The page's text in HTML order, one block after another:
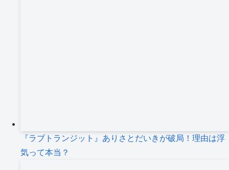
『ラブトランジット』ありさとだいきが破局！理由は浮
気って本当？